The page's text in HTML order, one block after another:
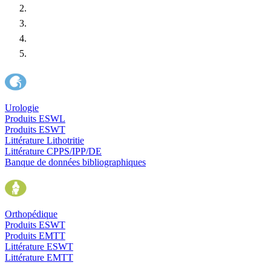
Urologie
Produits ESWL
Produits ESWT
Littérature Lithotritie
Littérature CPPS/IPP/DE
Banque de données bibliographiques
Orthopédique
Produits ESWT
Produits EMTT
Littérature ESWT
Littérature EMTT